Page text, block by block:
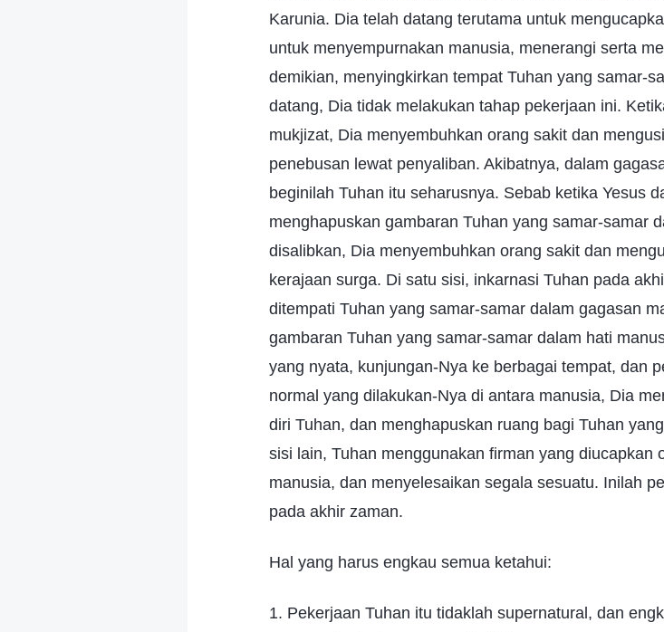
Karunia. Dia telah datang terutama untuk
untuk menyempurnakan manusia, menerangi serta
demikian, menyingkirkan tempat Tuhan yang samar-
datang, Dia tidak melakukan tahap pekerjaan ini.
mukjizat, Dia menyembuhkan orang sakit dan
penebusan lewat penyaliban. Akibatnya, dalam
beginilah Tuhan itu seharusnya. Sebab ketika Yesus
menghapuskan gambaran Tuhan yang samar-samar
disalibkan, Dia menyembuhkan orang sakit dan
kerajaan surga. Di satu sisi, inkarnasi Tuhan pada
ditempati Tuhan yang samar-samar dalam gagasan
gambaran Tuhan yang samar-samar dalam hati
yang nyata, kunjungan-Nya ke berbagai tempat, dan
normal yang dilakukan-Nya di antara manusia, Dia
diri Tuhan, dan menghapuskan ruang bagi Tuhan
sisi lain, Tuhan menggunakan firman yang diucapkan
manusia, dan menyelesaikan segala sesuatu. Inilah
pada akhir zaman.
Hal yang harus engkau semua ketahui:
1. Pekerjaan Tuhan itu tidaklah supernatural, dan